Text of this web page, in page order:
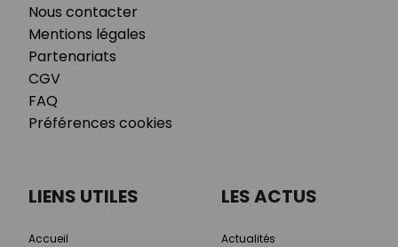
Nous contacter
Mentions légales
Partenariats
CGV
FAQ
Préférences cookies
LIENS UTILES
Accueil
LES ACTUS
Actualités